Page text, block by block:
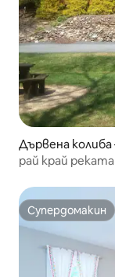
Дървена колиба
рай край реката
Супердомакин
Супердомакин